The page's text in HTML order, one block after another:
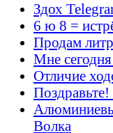
Здох
6 ю 8 =
Продам
Мне
Отличие
Волка